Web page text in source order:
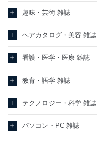
趣味・芸術 雑誌
ヘアカタログ・美容 雑誌
看護・医学・医療 雑誌
教育・語学 雑誌
テクノロジー・科学 雑誌
パソコン・PC 雑誌